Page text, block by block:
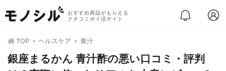
おすすめ商品がもらえる
クチコミポイ活サイト
TOP ヘルスケア 青汁
銀座まるかん 青汁酢の悪い口コミ・評判